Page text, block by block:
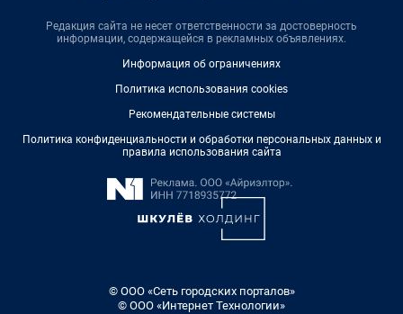
Редакция сайта не несет ответственности за достоверность
информации, содержащейся в рекламных объявлениях.
Информация об ограничениях
Политика использования cookies
Рекомендательные системы
Политика конфиденциальности и обработки персональных данных и
правила использования сайта
© ООО «Сеть городских порталов»
© ООО «Интернет Технологии»